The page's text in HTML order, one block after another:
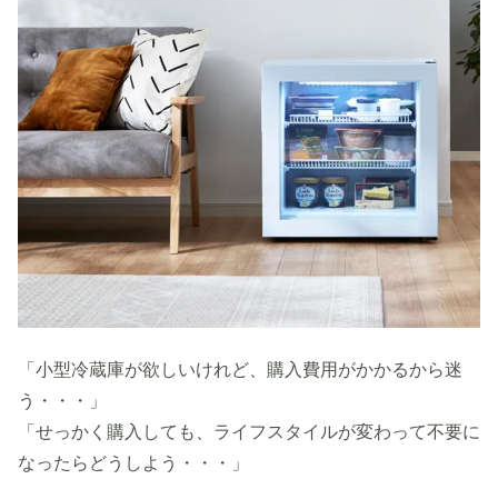
「小型冷蔵庫が欲しいけれど、購入費用がかかるから迷
う・・・」
「せっかく購入しても、ライフスタイルが変わって不要に
なったらどうしよう・・・」